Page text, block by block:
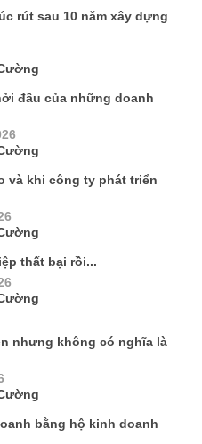
rút sau 10 năm xây dựng
đầu của những doanh
và khi công ty phát triển
thất bại rồi...
nhưng không có nghĩa là
bằng hộ kinh doanh